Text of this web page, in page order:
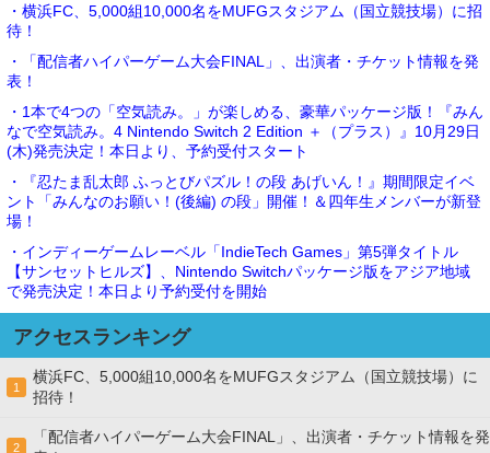
・横浜FC、5,000組10,000名をMUFGスタジアム（国立競技場）に招
待！
・「配信者ハイパーゲーム大会FINAL」、出演者・チケット情報を発
表！
・1本で4つの「空気読み。」が楽しめる、豪華パッケージ版！『みん
なで空気読み。4 Nintendo Switch 2 Edition ＋（プラス）』10月29日
(木)発売決定！本日より、予約受付スタート
・『忍たま乱太郎 ふっとびパズル！の段 あげいん！』期間限定イベ
ント「みんなのお願い！(後編) の段」開催！＆四年生メンバーが新登
場！
・インディーゲームレーベル「IndieTech Games」第5弾タイトル
【サンセットヒルズ】、Nintendo Switchパッケージ版をアジア地域
で発売決定！本日より予約受付を開始
アクセスランキング
1
横浜FC、5,000組10,000名をMUFGスタジアム（国立競技場）に
招待！
2
「配信者ハイパーゲーム大会FINAL」、出演者・チケット情報を発